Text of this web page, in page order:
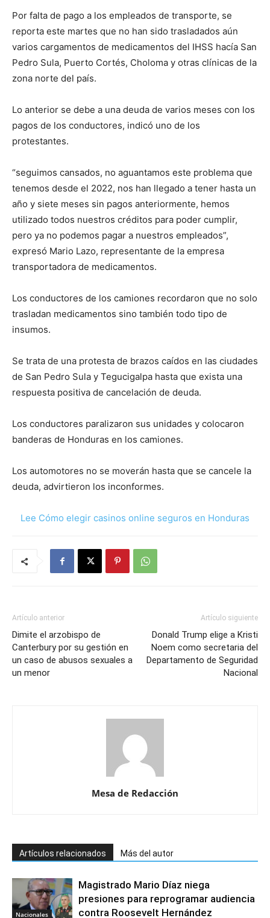
Por falta de pago a los empleados de transporte, se
reporta este martes que no han sido trasladados aún
varios cargamentos de medicamentos del IHSS hacía San
Pedro Sula, Puerto Cortés, Choloma y otras clínicas de la
zona norte del país.
Lo anterior se debe a una deuda de varios meses con los
pagos de los conductores, indicó uno de los
protestantes.
“seguimos cansados, no aguantamos este problema que
tenemos desde el 2022, nos han llegado a tener hasta un
año y siete meses sin pagos anteriormente, hemos
utilizado todos nuestros créditos para poder cumplir,
pero ya no podemos pagar a nuestros empleados”,
expresó Mario Lazo, representante de la empresa
transportadora de medicamentos.
Los conductores de los camiones recordaron que no solo
trasladan medicamentos sino también todo tipo de
insumos.
Se trata de una protesta de brazos caídos en las ciudades
de San Pedro Sula y Tegucigalpa hasta que exista una
respuesta positiva de cancelación de deuda.
Los conductores paralizaron sus unidades y colocaron
banderas de Honduras en los camiones.
Los automotores no se moverán hasta que se cancele la
deuda, advirtieron los inconformes.
Lee Cómo elegir casinos online seguros en Honduras
Artículo anterior
Dimite el arzobispo de
Canterbury por su gestión en
un caso de abusos sexuales a
un menor
Artículo siguiente
Donald Trump elige a Kristi
Noem como secretaria del
Departamento de Seguridad
Nacional
Mesa de Redacción
Artículos relacionados Más del autor
Nacionales
Magistrado Mario Díaz niega
presiones para reprogramar audiencia
contra Roosevelt Hernández